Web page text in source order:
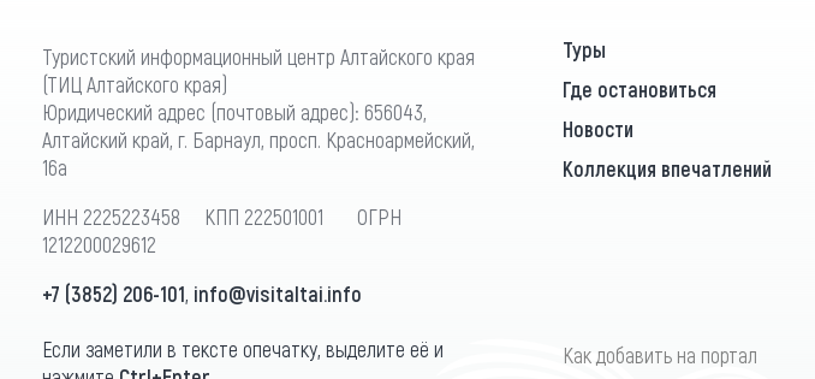
Туристский информационный центр Алтайского края
(ТИЦ Алтайского края)
Юридический адрес (почтовый адрес): 656043,
Алтайский край, г. Барнаул, просп. Красноармейский,
16а
ИНН 2225223458 КПП 222501001 ОГРН
1212200029612
+7 (3852) 206-101, info@visitaltai.info
Если заметили в тексте опечатку, выделите её и
Туры
Где остановиться
Новости
Коллекция впечатлений
Как добавить на портал